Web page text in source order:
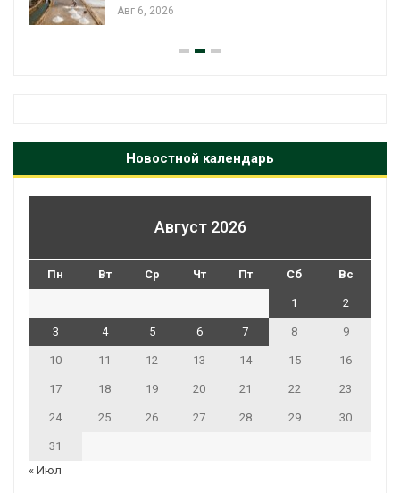
Авг 6, 2026
Новостной календарь
Август 2026
Пн Вт Ср Чт Пт Сб Вс
1 2
3 4 5 6 7 8 9
10 11 12 13 14 15 16
17 18 19 20 21 22 23
24 25 26 27 28 29 30
31
« Июл